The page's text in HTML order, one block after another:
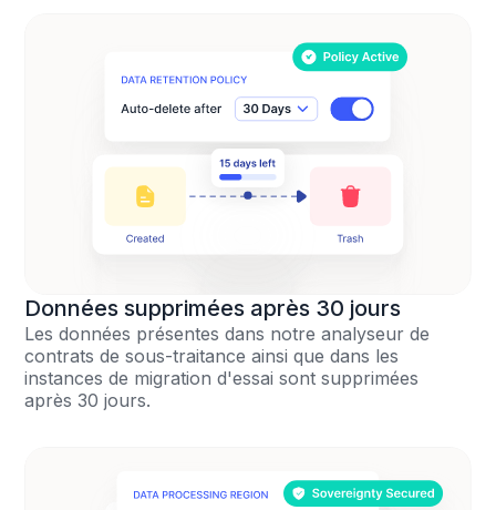
Données supprimées après 30 jours
Les données présentes dans notre analyseur de
contrats de sous-traitance ainsi que dans les
instances de migration d'essai sont supprimées
après 30 jours.